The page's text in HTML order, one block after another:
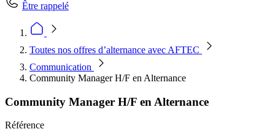
Être rappelé
Toutes nos offres d’alternance avec AFTEC
Communication
Community Manager H/F en Alternance
Community Manager H/F en Alternance
Référence